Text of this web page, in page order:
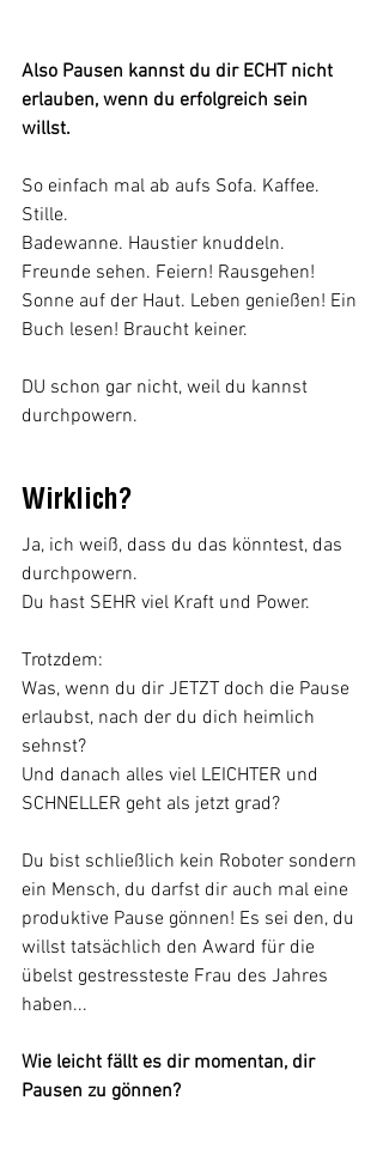
Also Pausen kannst du dir ECHT nicht
erlauben, wenn du erfolgreich sein
willst.
So einfach mal ab aufs Sofa. Kaffee.
Stille.
Badewanne. Haustier knuddeln.
Freunde sehen. Feiern! Rausgehen!
Sonne auf der Haut. Leben genießen! Ein
Buch lesen! Braucht keiner.
DU schon gar nicht, weil du kannst
durchpowern.
Wirklich?
Ja, ich weiß, dass du das könntest, das
durchpowern.
Du hast SEHR viel Kraft und Power.
Trotzdem:
Was, wenn du dir JETZT doch die Pause
erlaubst, nach der du dich heimlich
sehnst?
Und danach alles viel LEICHTER und
SCHNELLER geht als jetzt grad?
Du bist schließlich kein Roboter sondern
ein Mensch, du darfst dir auch mal eine
produktive Pause gönnen! Es sei den, du
willst tatsächlich den Award für die
übelst gestressteste Frau des Jahres
haben...
Wie leicht fällt es dir momentan, dir
Pausen zu gönnen?